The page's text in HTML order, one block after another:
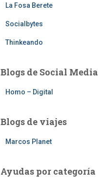
La Fosa Berete
Socialbytes
Thinkeando
Blogs de Social Media
Homo – Digital
Blogs de viajes
Marcos Planet
Ayudas por categoría